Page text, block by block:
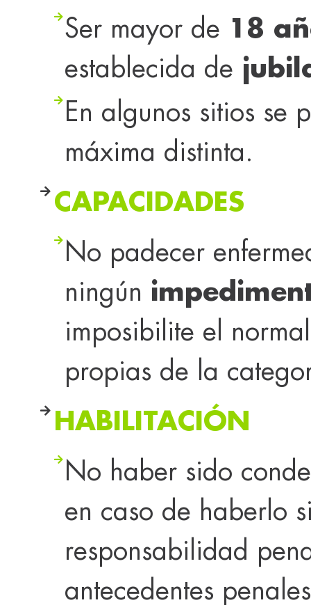
Ser mayor de 18
establecida de
En algunos sitios se
máxima distinta.
CAPACIDADES
No padecer
ningún
imposibilite el
propias de la
HABILITACIÓN
No haber sido
en caso de haberlo
responsabilidad
antecedentes